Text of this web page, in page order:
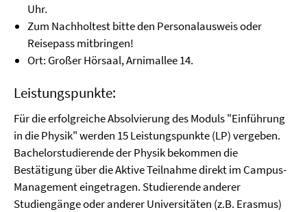
Uhr.
Zum Nachholtest bitte den Personalausweis oder
Reisepass mitbringen!
Ort: Großer Hörsaal, Arnimallee 14.
Leistungspunkte:
Für die erfolgreiche Absolvierung des Moduls "Einführung
in die Physik" werden 15 Leistungspunkte (LP) vergeben.
Bachelorstudierende der Physik bekommen die
Bestätigung über die Aktive Teilnahme direkt im Campus-
Management eingetragen. Studierende anderer
Studiengänge oder anderer Universitäten (z.B. Erasmus)